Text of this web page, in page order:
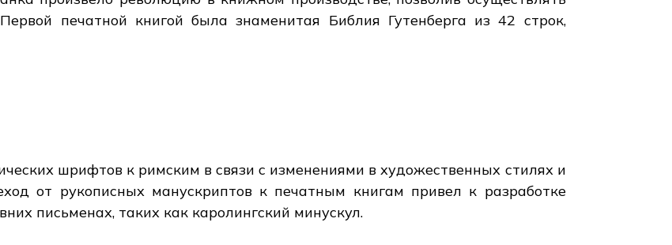
печатной книгой была знаменитая Библия Гутенберга из 42 строк,
шрифтов к римским в связи с изменениями в художественных стилях и
от рукописных манускриптов к печатным книгам привел к разработке
письменах, таких как каролингский минускул.